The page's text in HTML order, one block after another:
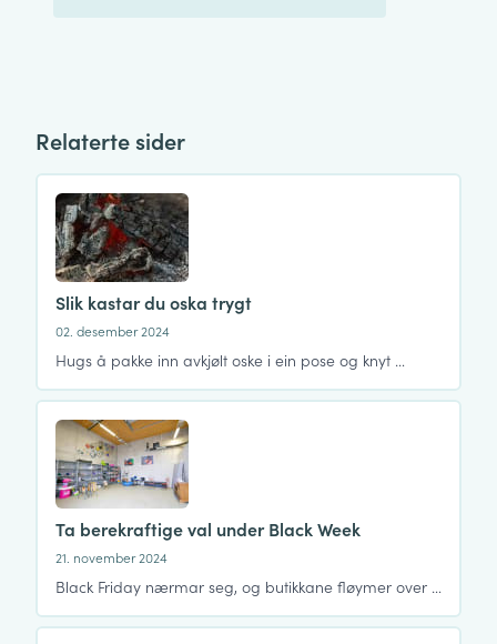
Relaterte sider
Slik kastar du oska trygt
02. desember 2024
Hugs å pakke inn avkjølt oske i ein pose og knyt …
Ta berekraftige val under Black Week
21. november 2024
Black Friday nærmar seg, og butikkane fløymer over …